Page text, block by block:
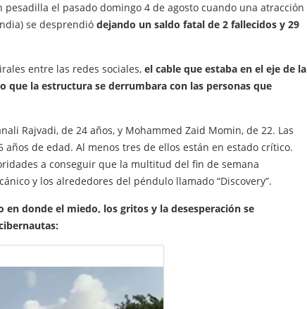
el pasado domingo 4 de agosto cuando una atracción
se desprendió dejando un saldo fatal de 2 fallecidos y 29
entre las redes sociales, el cable que estaba en el eje de la
que la estructura se derrumbara con las personas que
Rajvadi, de 24 años, y Mohammed Zaid Momin, de 22. Las
años de edad. Al menos tres de ellos están en estado crítico.
a conseguir que la multitud del fin de semana
y los alrededores del péndulo llamado “Discovery”.
donde el miedo, los gritos y la desesperación se